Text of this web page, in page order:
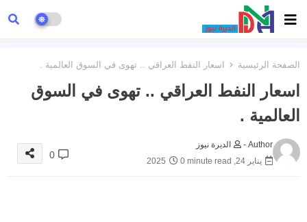
الصفحة الرئيسية اسعار النفط العراقي .. تهوى في السوق العالمية .
اسعار النفط العراقي .. تهوى في السوق
العالمية .
Author -
الديرة نيوز
يناير 24, 2025
0 minute read
0